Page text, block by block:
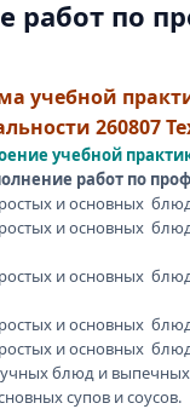
работ по
учебной
260807
учебной
работ по
и основных
и основных
и основных
и основных
и основных
блюд и
супов и соусов.